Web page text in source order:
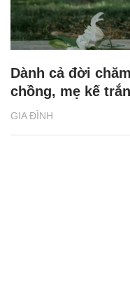
GIA ĐÌNH
Dành cả đời
chồng, mẹ kế